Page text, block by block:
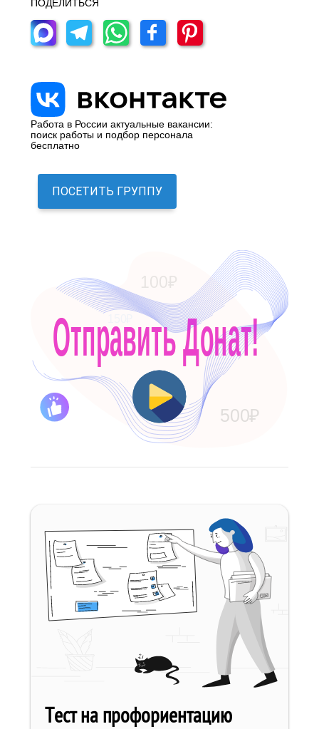
ПОДЕЛИТЬСЯ
Работа в России актуальные вакансии:
поиск работы и подбор персонала
бесплатно
ПОСЕТИТЬ ГРУППУ
Тест на профориентацию